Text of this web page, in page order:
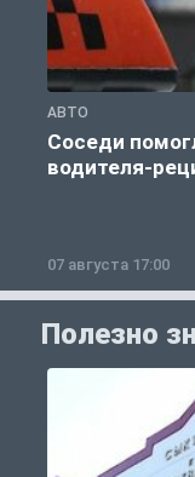
АВТО
Соседи
водителя-
07 августа 17:00
Полезно